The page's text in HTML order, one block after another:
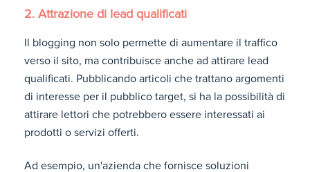
2. Attrazione di lead qualificati
Il blogging non solo permette di aumentare il traffico
verso il sito, ma contribuisce anche ad attirare lead
qualificati. Pubblicando articoli che trattano argomenti
di interesse per il pubblico target, si ha la possibilità di
attirare lettori che potrebbero essere interessati ai
prodotti o servizi offerti.
Ad esempio, un'azienda che fornisce soluzioni